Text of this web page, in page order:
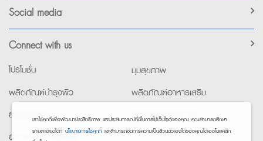
Social media
Connect with us
โปรโมชั่น
มุมสุขภาพ
ผลิตภัณฑ์บำรุงผิว
ผลิตภัณฑ์อาหารเสริม
ยาใช้เฉพาะที่
อุปกรณ์เพื่อสุขภาพ
อาหารทางการแพทย์
เราใช้คุกกี้เพื่อพัฒนาประสิทธิภาพ และประสบการณ์ที่ดีในการใช้เว็บไซต์ของคุณ คุณสามารถศึกษา
รายละเอียดได้ที่ นโยบายการใช้คุกกี้ และสามารถจัดการความเป็นส่วนตัวเองได้ของคุณได้เองโดยคลิก